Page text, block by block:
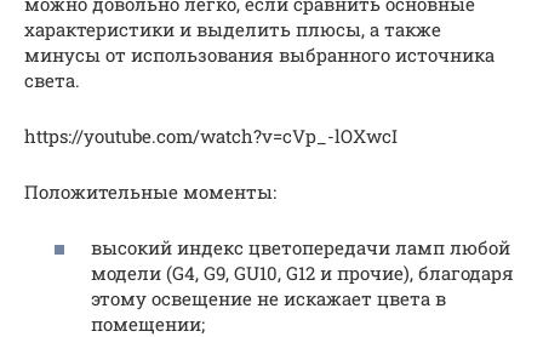
характеристики и выделить плюсы, а также
минусы от использования выбранного источника
света.
https://youtube.com/watch?v=cVp_-lOXwcI
Положительные моменты:
высокий индекс цветопередачи ламп любой
модели (G4, G9, GU10, G12 и прочие), благодаря
этому освещение не искажает цвета в
помещении;